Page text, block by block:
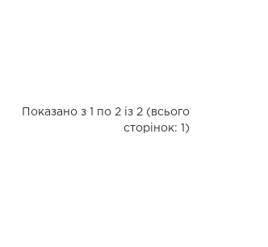
Показано з 1 по 2 із 2 (всього
сторінок: 1)